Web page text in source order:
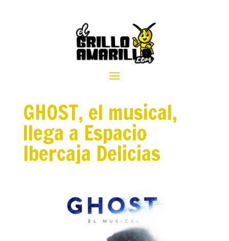
GHOST, el musical,
llega a Espacio
Ibercaja Delicias